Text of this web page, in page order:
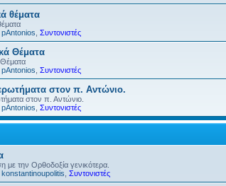
θέματα
pAntonios Συντονιστές
Θέματα
pAntonios Συντονιστές
στον π. Αντώνιο.
στον π. Αντώνιο.
pAntonios Συντονιστές
με την Ορθοδοξία γενικότερα.
konstantinoupolitis Συντονιστές